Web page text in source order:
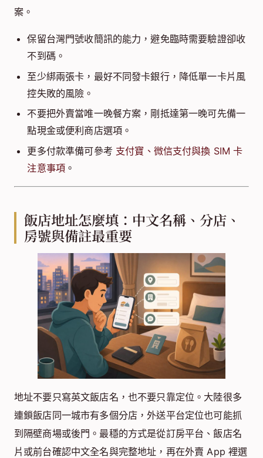
案。
保留台灣門號收簡訊的能力，避免臨時需要驗證卻收
不到碼。
至少綁兩張卡，最好不同發卡銀行，降低單一卡片風
控失敗的風險。
不要把外賣當唯一晚餐方案，剛抵達第一晚可先備一
點現金或便利商店選項。
更多付款準備可參考 支付寶、微信支付與換 SIM 卡
注意事項 。
飯店地址怎麼填：中文名稱、分店、
房號與備註最重要
地址不要只寫英文飯店名，也不要只靠定位。大陸很多
連鎖飯店同一城市有多個分店，外送平台定位也可能抓
到隔壁商場或後門。最穩的方式是從訂房平台、飯店名
片或前台確認中文全名與完整地址，再在外賣 App 裡選